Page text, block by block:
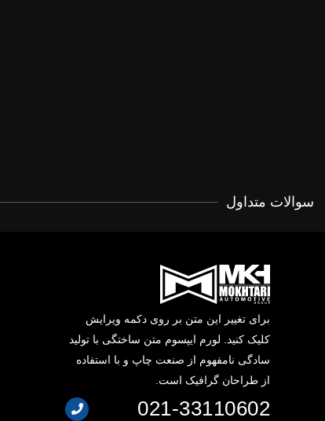
سوالات متداول
برای تغییر این متن بر روی دکمه ویرایش
کلیک کنید. لورم ایپسوم متن ساختگی با تولید
سادگی نامفهوم از صنعت چاپ و با استفاده
از طراحان گرافیک است.
021-33110602